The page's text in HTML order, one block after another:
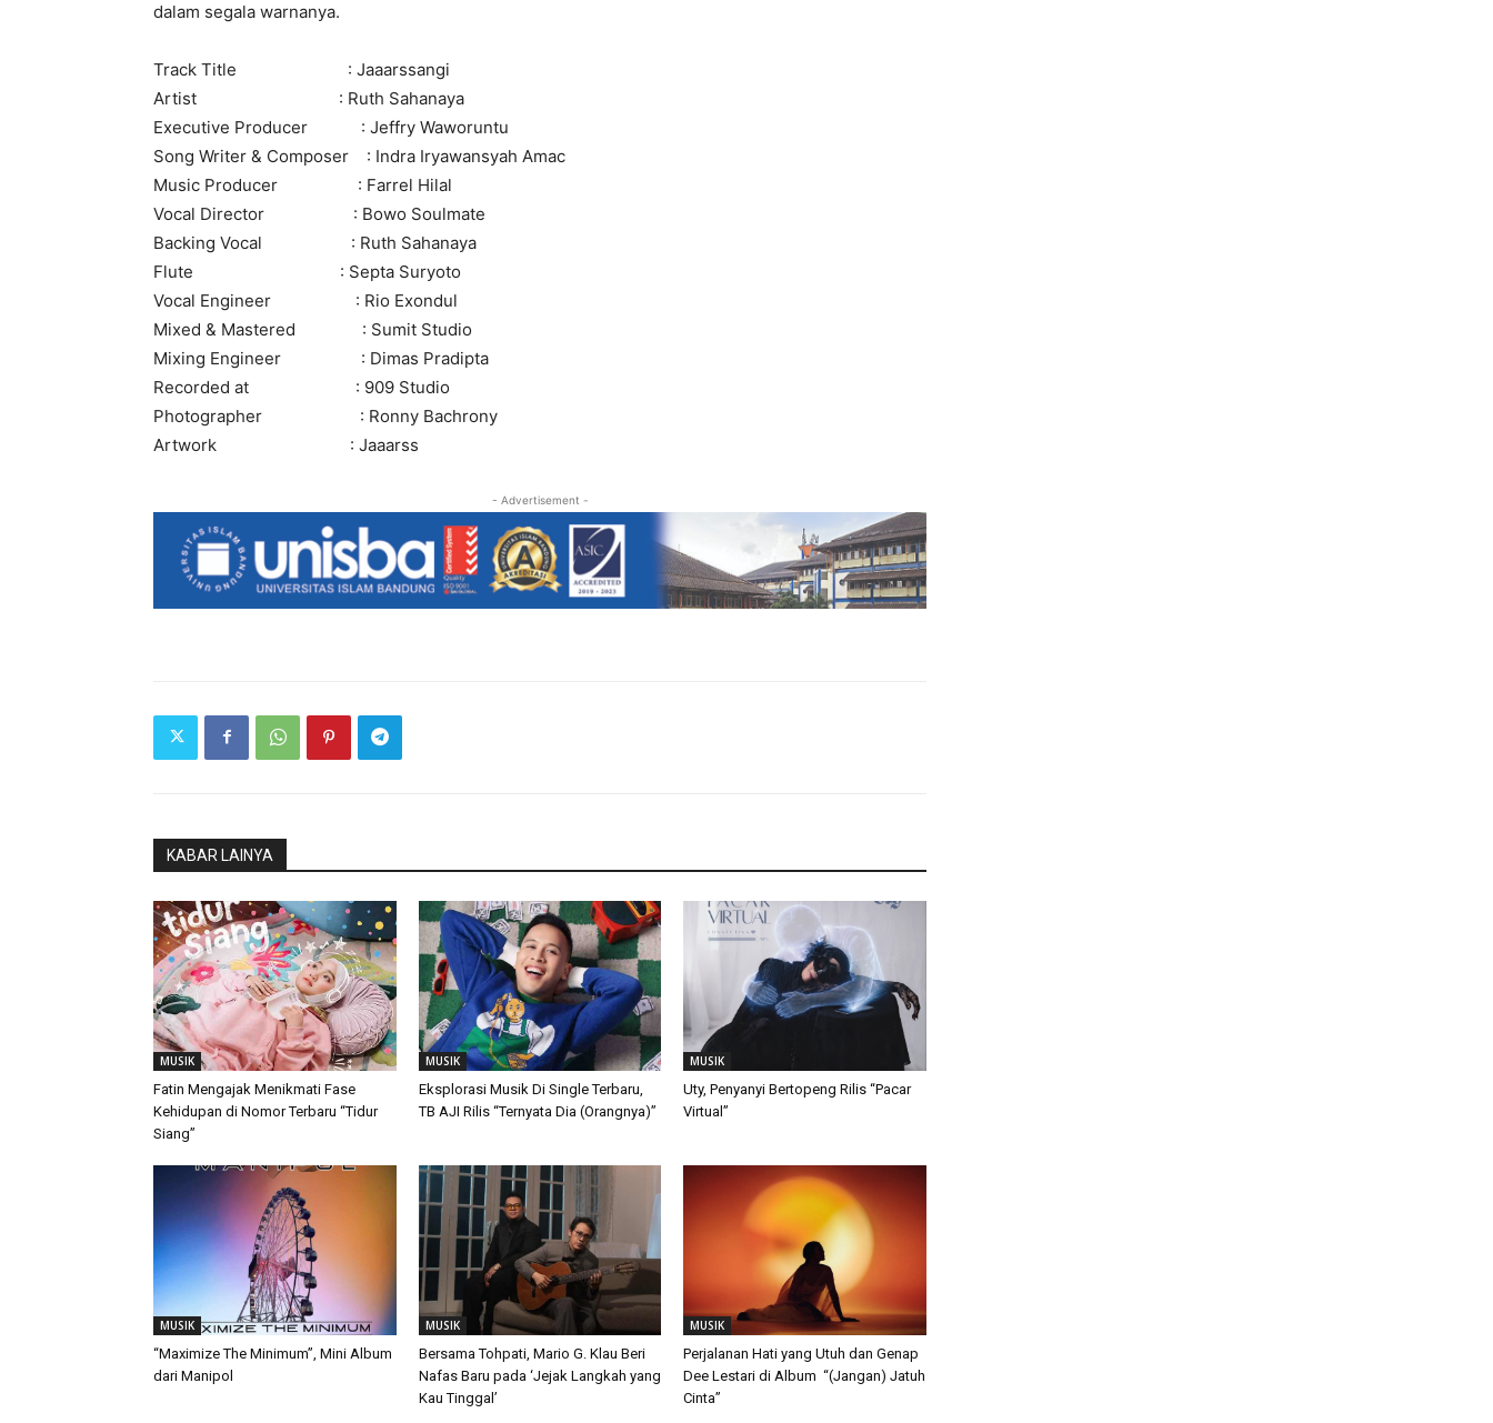
dalam segala warnanya.
Track Title : Jaaarssangi
Artist : Ruth Sahanaya
Executive Producer : Jeffry Waworuntu
Song Writer & Composer : Indra Iryawansyah Amac
Music Producer : Farrel Hilal
Vocal Director : Bowo Soulmate
Backing Vocal : Ruth Sahanaya
Flute : Septa Suryoto
Vocal Engineer : Rio Exondul
Mixed & Mastered : Sumit Studio
Mixing Engineer : Dimas Pradipta
Recorded at : 909 Studio
Photographer : Ronny Bachrony
Artwork : Jaaarss
- Advertisement -
KABAR LAINYA
MUSIK
Fatin Mengajak Menikmati Fase
Kehidupan di Nomor Terbaru “Tidur
Siang”
MUSIK
Eksplorasi Musik Di Single Terbaru,
TB AJI Rilis “Ternyata Dia (Orangnya)”
MUSIK
Uty, Penyanyi Bertopeng Rilis “Pacar
Virtual”
MUSIK
“Maximize The Minimum”, Mini Album
dari Manipol
MUSIK
Bersama Tohpati, Mario G. Klau Beri
Nafas Baru pada ‘Jejak Langkah yang
Kau Tinggal’
MUSIK
Perjalanan Hati yang Utuh dan Genap
Dee Lestari di Album “(Jangan) Jatuh
Cinta”